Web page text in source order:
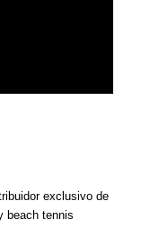
exclusivo de
beach tennis